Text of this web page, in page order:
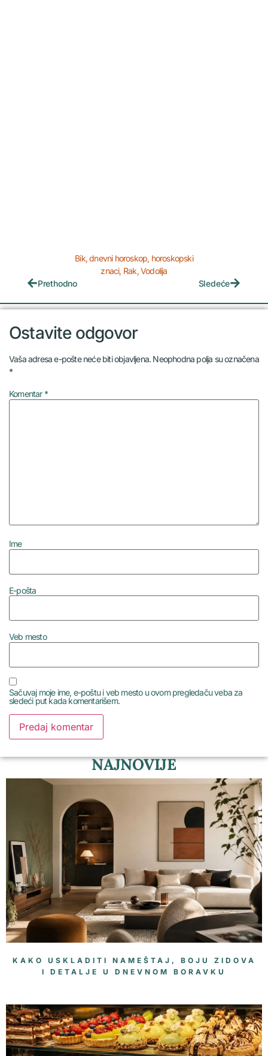
Bik,dnevni horoskop, horoskopski
znaci, Rak,Vodolija
Prethodno
Sledeće
Ostavite odgovor
Vaša adresa e-pošte neće biti objavljena. Neophodna polja su označena
*
Komentar *
Ime
E-pošta
Veb mesto
Sačuvaj moje ime, e-poštu i veb mesto u ovom pregledaču veba za
sledeći put kada komentarišem.
NAJNOVIJE
KAKO USKLADITI NAMEŠTAJ, BOJU ZIDOVA
I DETALJE U DNEVNOM BORAVKU